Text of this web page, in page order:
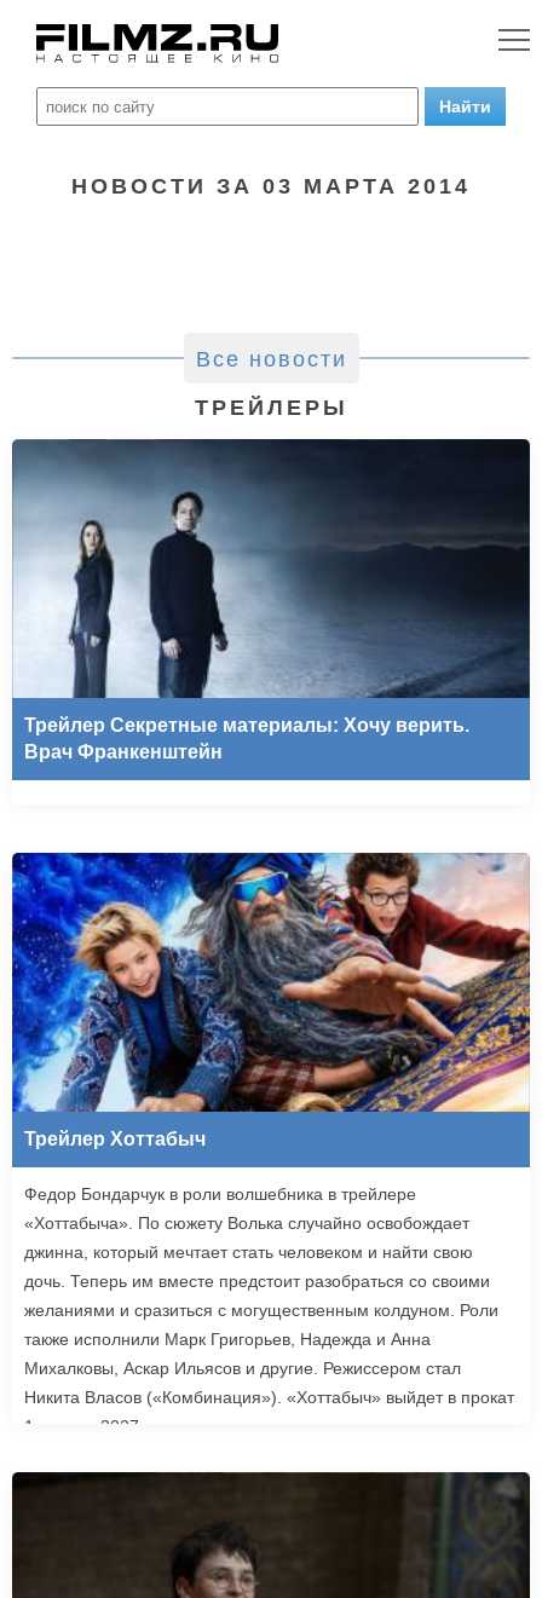
НОВОСТИ ЗА 03 МАРТА 2014
Все новости
ТРЕЙЛЕРЫ
Трейлер Секретные материалы: Хочу верить.
Врач Франкенштейн
Трейлер Хоттабыч
Федор Бондарчук в роли волшебника в трейлере
«Хоттабыча». По сюжету Волька случайно освобождает
джинна, который мечтает стать человеком и найти свою
дочь. Теперь им вместе предстоит разобраться со своими
желаниями и сразиться с могущественным колдуном. Роли
также исполнили Марк Григорьев, Надежда и Анна
Михалковы, Аскар Ильясов и другие. Режиссером стал
Никита Власов («Комбинация»). «Хоттабыч» выйдет в прокат
1 января 2027 года.